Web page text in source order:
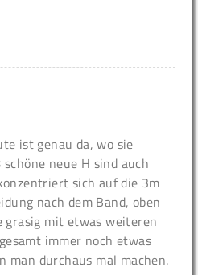
ist genau da, wo sie
neue H sind auch
sich auf die 3m
nach dem Band, oben
mit etwas weiteren
immer noch etwas
man durchaus mal machen.